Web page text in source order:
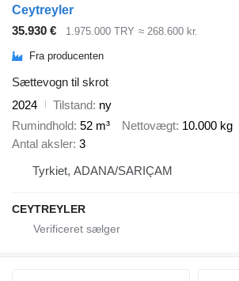
Ceytreyler
35.930 €
1.975.000 TRY ≈ 268.600 kr.
Fra producenten
Sættevogn til skrot
2024
Tilstand ny
Rumindhold 52 m³ Nettovægt 10.000 kg
Antal aksler 3
Tyrkiet, ADANA/SARIÇAM
CEYTREYLER